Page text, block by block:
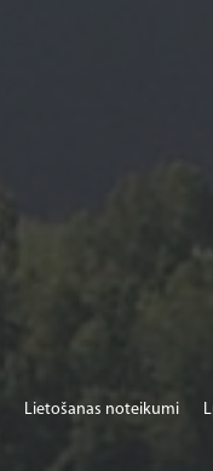
Lietošanas noteikumi